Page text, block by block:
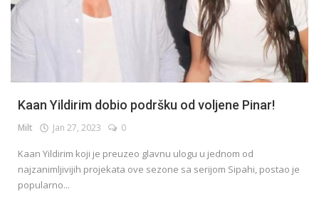
Kaan Yildirim dobio podršku od voljene Pinar!
Milt Jan 27, 2023 0
Kaan Yildirim koji je preuzeo glavnu ulogu u jednom od
najzanimljivijih projekata ove sezone sa serijom Sipahi, postao je
popularno...